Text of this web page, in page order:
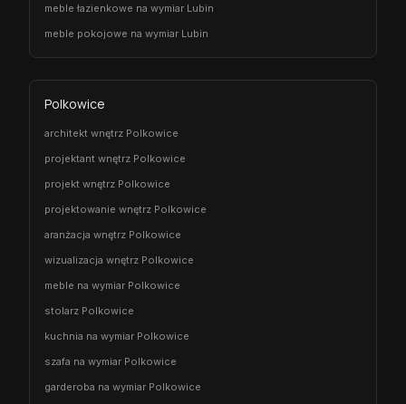
meble łazienkowe na wymiar Lubin
meble pokojowe na wymiar Lubin
Polkowice
architekt wnętrz Polkowice
projektant wnętrz Polkowice
projekt wnętrz Polkowice
projektowanie wnętrz Polkowice
aranżacja wnętrz Polkowice
wizualizacja wnętrz Polkowice
meble na wymiar Polkowice
stolarz Polkowice
kuchnia na wymiar Polkowice
szafa na wymiar Polkowice
garderoba na wymiar Polkowice